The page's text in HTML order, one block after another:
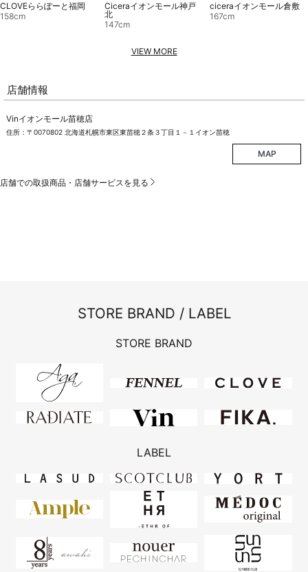
CLOVEららぽーと福岡
158cm
Ciceraイオンモール神戸
北
147cm
ciceraイオンモール倉敷
167cm
VIEW MORE
店舗情報
Vinイオンモール苗穂店
住所：〒0070802 北海道札幌市東区東苗穂２条３丁目１－１イオン苗穂
MAP
店舗での取扱商品・店舗サービスを見る
STORE BRAND / LABEL
STORE BRAND
LABEL